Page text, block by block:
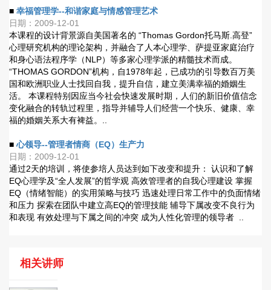
■ 幸福管理学--和谐家庭与情感管理艺术
日期：2009-12-01
本课程的设计背景源自美国著名的 “Thomas Gordon托马斯.高登”
心理研究机构的理论架构，并融合了人本心理学、萨提亚家庭治疗
和身心语法程序学（NLP）等多家心理学派的精髓技术而成。
“THOMAS GORDON”机构，自1978年起，已成功的引导数百万美
国和欧洲职业人士找回自我，提升自信，建立美满幸福的婚姻生
活。 本课程特别因应当今社会快速发展时期，人们的新旧价值信念
变化融合的转轨过程里，指导并辅导人们经营一个快乐、健康、幸
福的婚姻关系大有裨益。..
■ 心领导--管理者情商（EQ）生产力
日期：2009-12-01
通过2天的培训，将使参培人员达到如下改变和提升： 认识和了解
EQ心理学及“全人发展”的哲学观 高效管理者的自我心理建设 掌握
EQ（情绪智能）的实用策略与技巧 迅速处理日常工作中的负面情绪
和压力 探索在团队中建立高EQ的管理技能 辅导下属改变不良行为
和表现 有效处理与下属之间的冲突 成为人性化管理的领导者 ..
相关讲师